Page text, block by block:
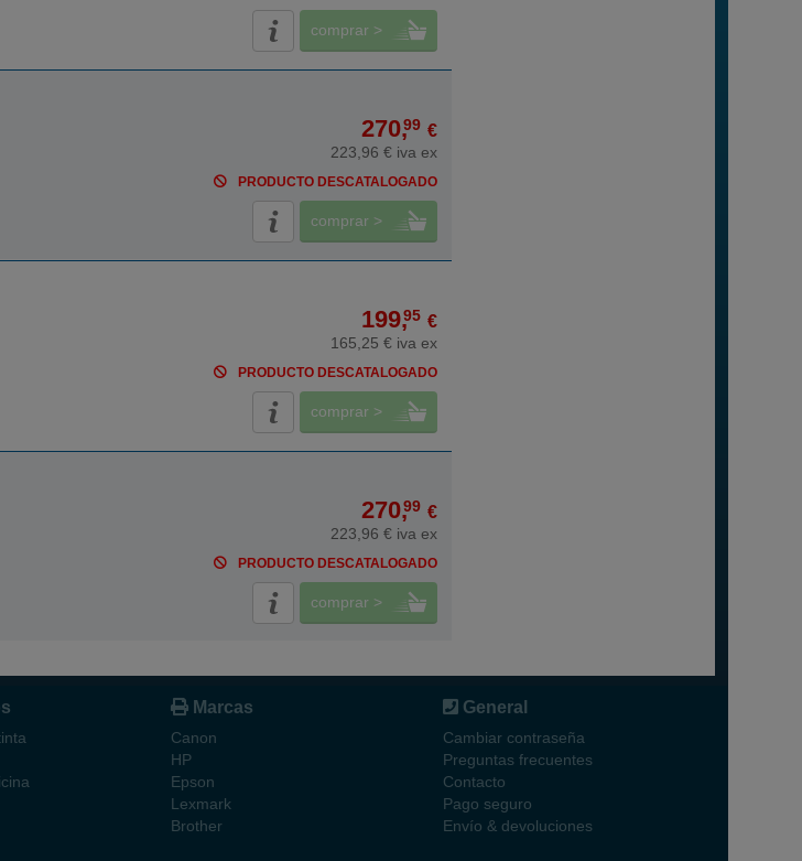
comprar >
270,99 €
223,96 € iva ex
PRODUCTO DESCATALOGADO
comprar >
199,95 €
165,25 € iva ex
PRODUCTO DESCATALOGADO
comprar >
270,99 €
223,96 € iva ex
PRODUCTO DESCATALOGADO
comprar >
Marcas
Canon
HP
Epson
Lexmark
Brother
General
Cambiar contraseña
Preguntas frecuentes
Contacto
Pago seguro
Envío & devoluciones